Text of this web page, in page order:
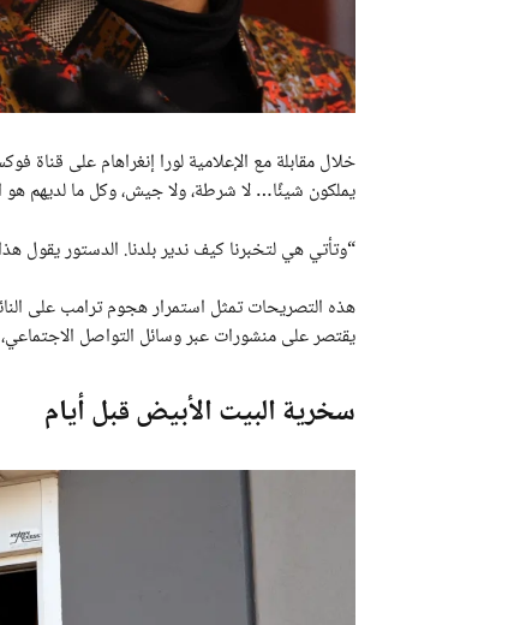
خلال مقابلة مع الإعلامية لورا إنغراهام على
يملكون شيئًا… لا شرطة، ولا جيش، وكل ما لديهم
“وتأتي هي لتخبرنا كيف ندير بلدنا. الدستور يقول
هذه التصريحات تمثل استمرار هجوم ترامب على
يقتصر على منشورات عبر وسائل التواصل
سخرية البيت الأبيض قبل أيام